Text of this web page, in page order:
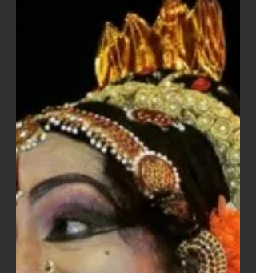
മഹാമാരി ഏൽപ്പിച്ച ആഘാതത്തിൽ
നിന്നും മറ്റുകലാരൂപങ്ങളെപ്പോലെ
വിമുക്തിനേടിക്കൊണ്ടിരിക്കയാണ
ല്ലോ. ഇപ്പോൾ കിട്ടിയ
വാർത്തയനുസരിച്ചു...